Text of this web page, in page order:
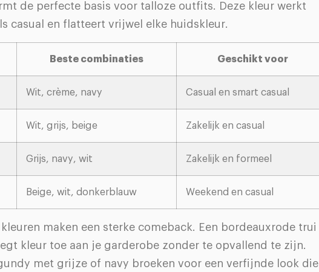
de perfecte basis voor talloze outfits. Deze kleur werkt
casual en flatteert vrijwel elke huidskleur.
Beste combinaties Geschikt voor
Wit, crème, navy Casual en smart casual
Wit, grijs, beige Zakelijk en casual
Grijs, navy, wit Zakelijk en formeel
Beige, wit, donkerblauw Weekend en casual
maken een sterke comeback. Een bordeauxrode trui
kleur toe aan je garderobe zonder te opvallend te zijn.
met grijze of navy broeken voor een verfijnde look die